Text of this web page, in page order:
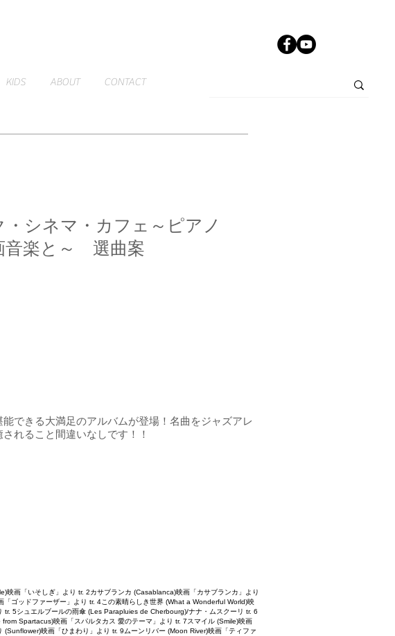
KIDS ABOUT CONTACT
・シネマ・カフェ～ピアノ
音楽と～ 選曲案
できる大満足のアルバムが登場！名曲をジャズアレ
れること間違いなしです！！
映画「いそしぎ」より tr. 2カサブランカ (Casablanca)映画「カサブランカ」より
「ゴッドファーザー」より tr. 4この素晴らしき世界 (What a Wonderful World)映
tr. 5シュエルブールの雨傘 (Les Parapluies de Cherbourg)/ナナ・ムスクーリ tr. 6
Spartacus)映画「スパルタカス 愛のテーマ」より tr. 7スマイル (Smile)映画
(Sunflower)映画「ひまわり」より tr. 9ムーンリバー (Moon River)映画「ティファ